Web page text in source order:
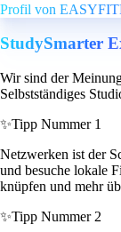
Profil von
StudySmarter
Wir sind der
Selbstständiges
✨Tipp Nummer 1
Netzwerken ist der
und besuche lokale
knüpfen und mehr
✨Tipp Nummer 2